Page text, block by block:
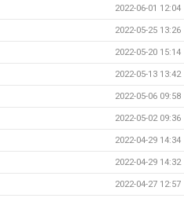
2022-06-01 12:04
2022-05-25 13:26
2022-05-20 15:14
2022-05-13 13:42
2022-05-06 09:58
2022-05-02 09:36
2022-04-29 14:34
2022-04-29 14:32
2022-04-27 12:57